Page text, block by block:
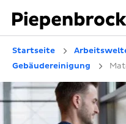
Startseite
Gebäudereinigung